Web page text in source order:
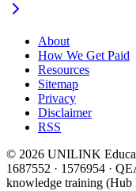
About
How We Get Paid
Resources
Sitemap
Privacy
Disclaimer
RSS
© 2026 UNILINK
1687552 · 1576954 ·
knowledge training (Hub